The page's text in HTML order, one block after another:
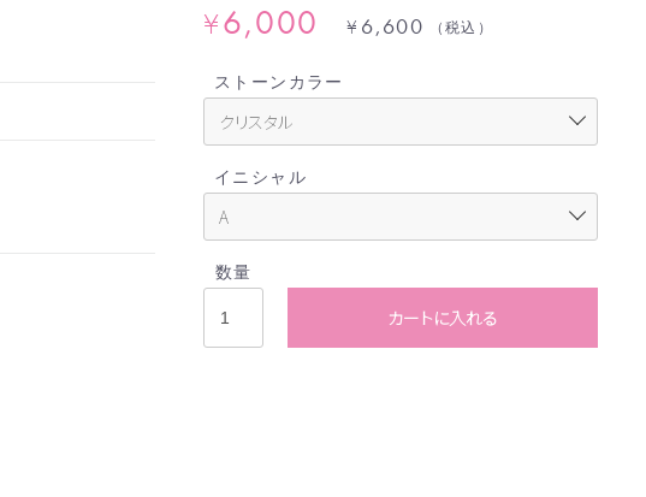
¥6,000 ¥ 6,600 （税込）
ストーンカラー
イニシャル
数量
カートに入れる